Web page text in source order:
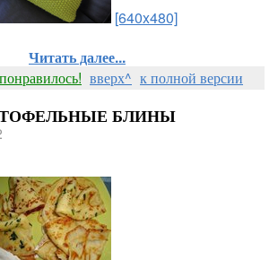
[640x480]
Читать далее...
понравилось! вверх^ к полной версии
БЛИНЫ